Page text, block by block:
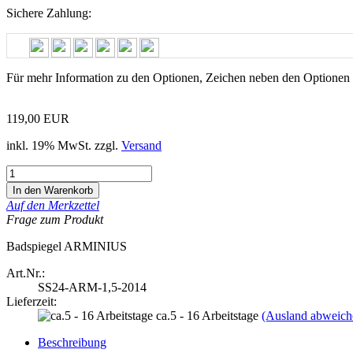
Sichere Zahlung:
Für mehr Information zu den Optionen, Zeichen neben den
119,00 EUR
inkl. 19% MwSt. zzgl. Versand
Auf den Merkzettel
Frage zum Produkt
Badspiegel ARMINIUS
Art.Nr.:
SS24-ARM-1,5-2014
Lieferzeit:
ca.5 - 16 Arbeitstage (Ausland
Beschreibung